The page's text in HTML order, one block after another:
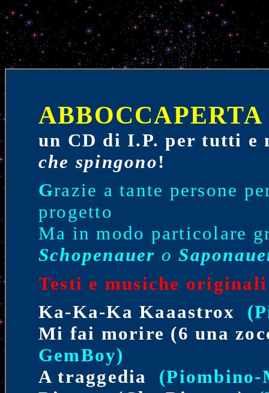
ABBOCCAPERTA
un CD di I.P. per tutti e
che spingono!
Grazie a tante persone
progetto
Ma in modo particolare
Schopenauer o
Testi e musiche
Ka-Ka-Ka Kaaastrox
Mi fai morire (6 una
GemBoy)
A traggedia